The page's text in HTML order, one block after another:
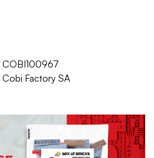
COBI100967
Cobi Factory SA